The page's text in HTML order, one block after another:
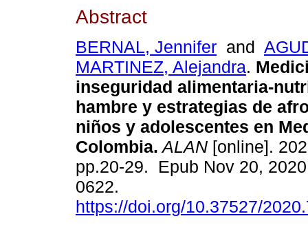
Abstract
BERNAL, Jennifer and
MARTINEZ, Alejandra.
inseguridad alimentaria-
hambre y estrategias de
niños y adolescentes en
Colombia. ALAN [online].
pp.20-29. Epub Nov 20,
0622.
https://doi.org/10.37527/